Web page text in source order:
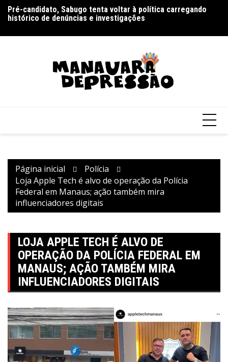
para
conteúdo
Pré-candidato, Sabugo tenta voltar à política carregando
histórico de denúncias e investigações
Bolsonaro pede ao STF para receber os filhos no Dia dos
Pais
Página inicial
Polícia
Loja Apple Tech é alvo de operação da Polícia
Federal em Manaus; ação também mira
influenciadores digitais
LOJA APPLE TECH É ALVO DE
OPERAÇÃO DA POLÍCIA FEDERAL EM
MANAUS; AÇÃO TAMBÉM MIRA
INFLUENCIADORES DIGITAIS